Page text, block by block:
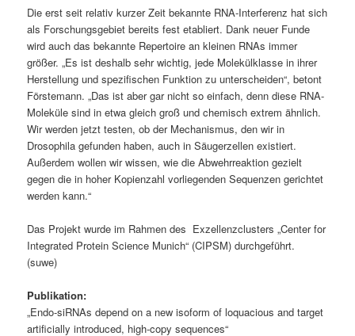
Die erst seit relativ kurzer Zeit bekannte RNA-Interferenz hat sich
als Forschungsgebiet bereits fest etabliert. Dank neuer Funde
wird auch das bekannte Repertoire an kleinen RNAs immer
größer. „Es ist deshalb sehr wichtig, jede Molekülklasse in ihrer
Herstellung und spezifischen Funktion zu unterscheiden“, betont
Förstemann. „Das ist aber gar nicht so einfach, denn diese RNA-
Moleküle sind in etwa gleich groß und chemisch extrem ähnlich.
Wir werden jetzt testen, ob der Mechanismus, den wir in
Drosophila gefunden haben, auch in Säugerzellen existiert.
Außerdem wollen wir wissen, wie die Abwehrreaktion gezielt
gegen die in hoher Kopienzahl vorliegenden Sequenzen gerichtet
werden kann.“
Das Projekt wurde im Rahmen des Exzellenzclusters „Center for
Integrated Protein Science Munich“ (CIPSM) durchgeführt.
(suwe)
Publikation:
„Endo-siRNAs depend on a new isoform of loquacious and target
artificially introduced, high-copy sequences“